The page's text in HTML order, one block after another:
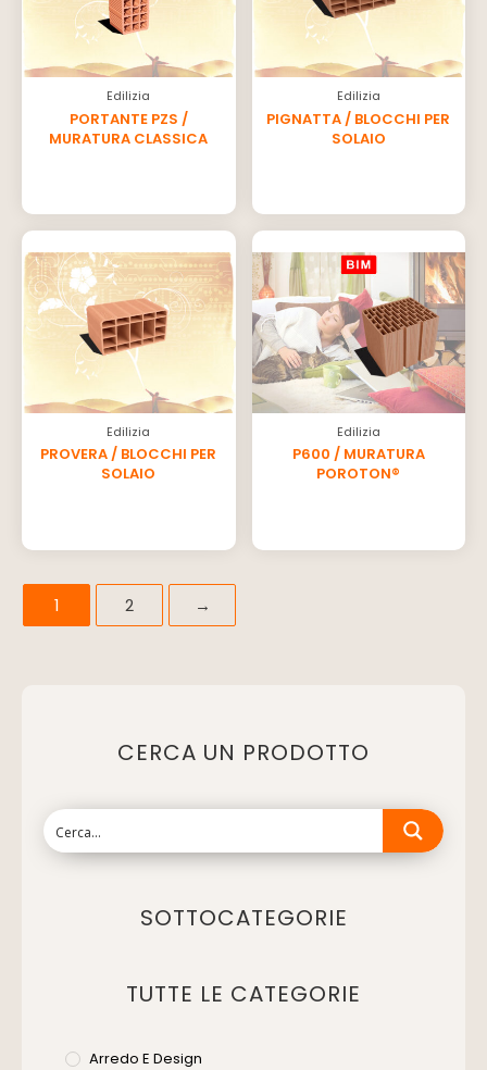
Edilizia
PORTANTE PZS /
MURATURA CLASSICA
Edilizia
PIGNATTA / BLOCCHI PER
SOLAIO
Edilizia
PROVERA / BLOCCHI PER
SOLAIO
Edilizia
P600 / MURATURA
POROTON®
1 2 →
CERCA UN PRODOTTO
SOTTOCATEGORIE
TUTTE LE CATEGORIE
Arredo E Design